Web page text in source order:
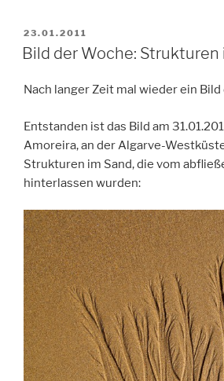
VERÖFFENTLICHT
AM
23.01.2011
Bild der Woche: Strukturen
Nach langer Zeit mal wieder ein
Entstanden ist das Bild am
Amoreira, an der Algarve-
Strukturen im Sand, die vom
hinterlassen wurden: